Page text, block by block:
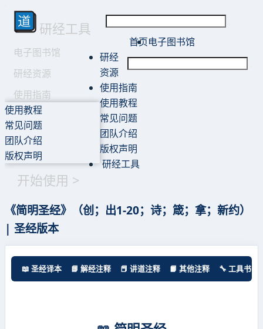
研经工具
电子图书馆
研经资源
使用指南
使用教程
常见问题
团队介绍
版权声明
开始使用 >
首页电子图书馆
研经
资源
使用指南
使用教程
常见问题
团队介绍
版权声明
研经工具
《简明圣经》（创；出1-20；诗；箴；拿；新约）
| 圣经版本
📖 圣经译本 📘 解经注释 📕 讲道注释 📙 其他注释 🔧 工具书